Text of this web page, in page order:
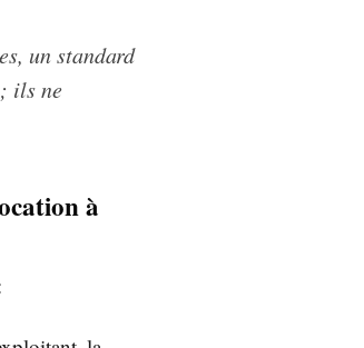
un standard
ils ne
à